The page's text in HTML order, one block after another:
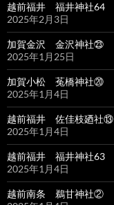
越前福井 福井神社64
2025年2月3日
加賀金沢 金沢神社㉓
2025年1月25日
加賀小松 菟橋神社⑳
2025年1月4日
越前福井 佐佳枝廼社⑬
2025年1月4日
越前福井 福井神社63
2025年1月4日
越前南条 鵜甘神社②